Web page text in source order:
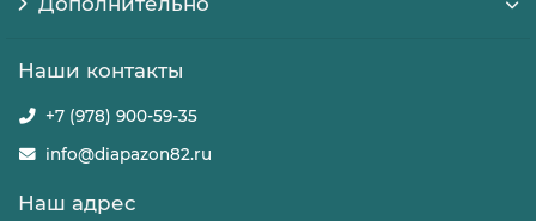
Наши контакты
+7 (978) 900-59-35
info@diapazon82.ru
Наш адрес